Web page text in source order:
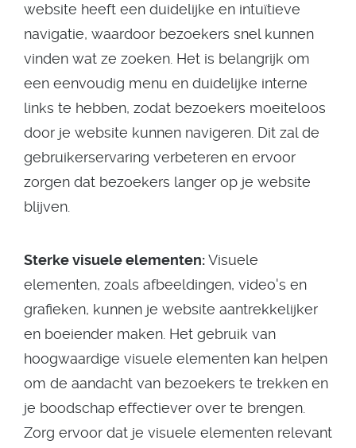
website heeft een duidelijke en intuïtieve
navigatie, waardoor bezoekers snel kunnen
vinden wat ze zoeken. Het is belangrijk om
een eenvoudig menu en duidelijke interne
links te hebben, zodat bezoekers moeiteloos
door je website kunnen navigeren. Dit zal de
gebruikerservaring verbeteren en ervoor
zorgen dat bezoekers langer op je website
blijven.
Sterke visuele elementen:Visuele
elementen, zoals afbeeldingen, video's en
grafieken, kunnen je website aantrekkelijker
en boeiender maken. Het gebruik van
hoogwaardige visuele elementen kan helpen
om de aandacht van bezoekers te trekken en
je boodschap effectiever over te brengen.
Zorg ervoor dat je visuele elementen relevant